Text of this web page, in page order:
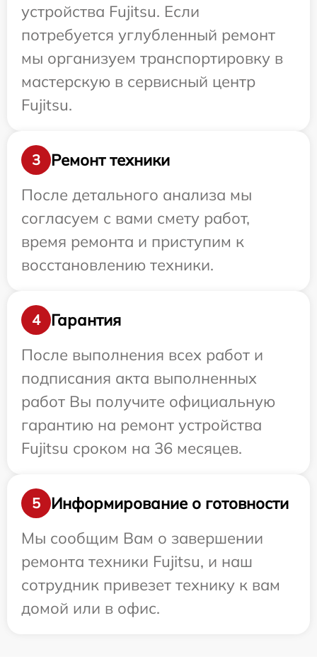
устройства Fujitsu. Если
потребуется углубленный ремонт
мы организуем транспортировку в
мастерскую в сервисный центр
Fujitsu.
3
Ремонт техники
После детального анализа мы
согласуем с вами смету работ,
время ремонта и приступим к
восстановлению техники.
4
Гарантия
После выполнения всех работ и
подписания акта выполненных
работ Вы получите официальную
гарантию на ремонт устройства
Fujitsu сроком на 36 месяцев.
5
Информирование о готовности
Мы сообщим Вам о завершении
ремонта техники Fujitsu, и наш
сотрудник привезет технику к вам
домой или в офис.